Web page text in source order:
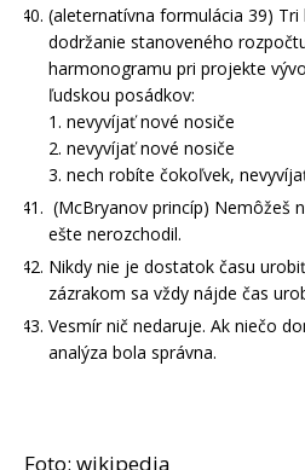
(aleternatívna formulácia 39) Tri
dodržanie stanoveného
harmonogramu pri projekte
ľudskou posádkov:
1. nevyvíjať nové nosiče
2. nevyvíjať nové nosiče
3. nech robíte čokoľvek,
(McBryanov princíp) Nemôžeš
ešte nerozchodil.
Nikdy nie je dostatok času
zázrakom sa vždy nájde čas
Vesmír nič nedaruje. Ak niečo
analýza bola správna.
Foto: wikipedia